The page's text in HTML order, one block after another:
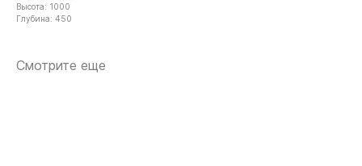
Высота: 1000
Глубина: 450
Смотрите еще